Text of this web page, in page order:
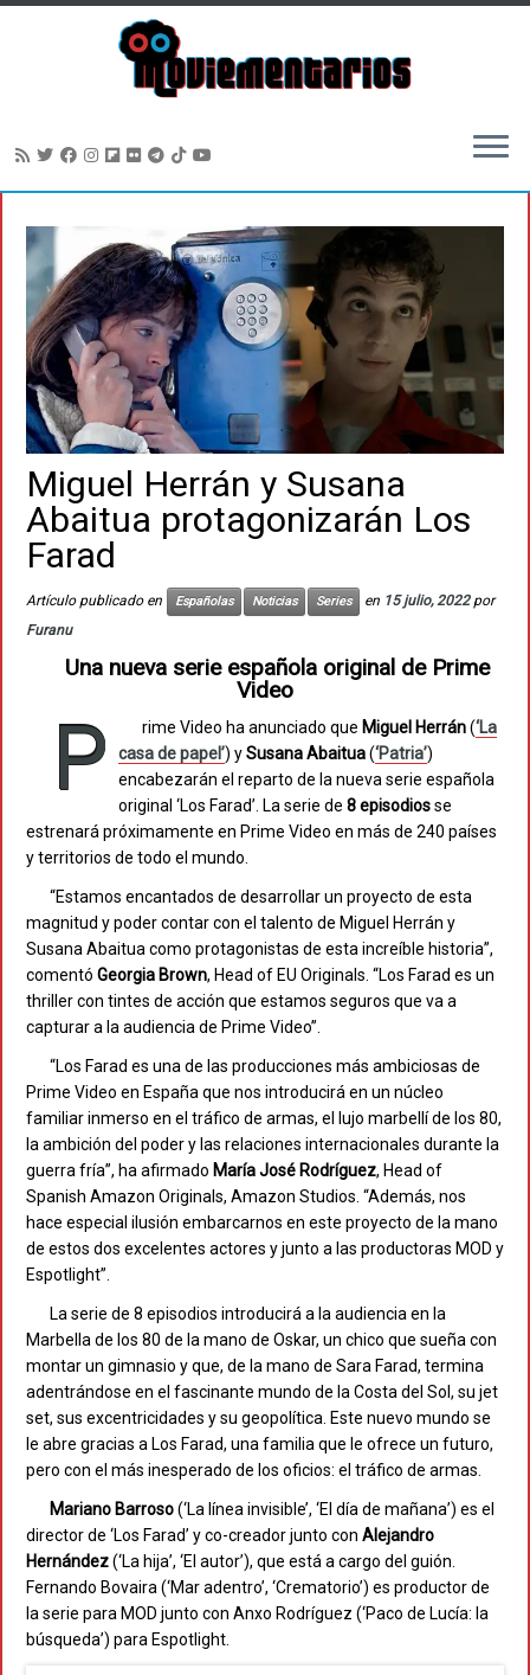
contenido
Miguel Herrán y Susana
Abaitua protagonizarán Los
Farad
Artículo publicado en Españolas Noticias Series en 15 julio, 2022 por
Furanu
Una nueva serie española original de Prime
Video
P rime Video ha anunciado que Miguel Herrán(‘La
casa de papel’) ySusana Abaitua(‘Patria’)
encabezarán el reparto de la nueva serie española
original ‘Los Farad’. La serie de 8 episodiosse
estrenará próximamente en Prime Video en más de 240 países
y territorios de todo el mundo.
“Estamos encantados de desarrollar un proyecto de esta
magnitud y poder contar con el talento de Miguel Herrán y
Susana Abaitua como protagonistas de esta increíble historia”,
comentó Georgia Brown, Head of EU Originals. “Los Farad es un
thriller con tintes de acción que estamos seguros que va a
capturar a la audiencia de Prime Video”.
“Los Farad es una de las producciones más ambiciosas de
Prime Video en España que nos introducirá en un núcleo
familiar inmerso en el tráfico de armas, el lujo marbellí de los 80,
la ambición del poder y las relaciones internacionales durante la
guerra fría”, ha afirmado MaríaJosé Rodríguez, Head of
Spanish Amazon Originals, Amazon Studios. “Además, nos
hace especial ilusión embarcarnos en este proyecto de la mano
de estos dos excelentes actores y junto a las productoras MOD y
Espotlight”.
La serie de 8 episodios introducirá a la audiencia en la
Marbella de los 80 de la mano de Oskar, un chico que sueña con
montar un gimnasio y que, de la mano de Sara Farad, termina
adentrándose en el fascinante mundo de la Costa del Sol, su jet
set, sus excentricidades y su geopolítica. Este nuevo mundo se
le abre gracias a Los Farad, una familia que le ofrece un futuro,
pero con el más inesperado de los oficios: el tráfico de armas.
Mariano Barroso(‘La línea invisible’, ‘El día de mañana’) es el
director de ‘Los Farad’ y co-creador junto con Alejandro
Hernández(‘La hija’, ‘El autor’), que está a cargo del guión.
Fernando Bovaira (‘Mar adentro’, ‘Crematorio’) es productor de
la serie para MOD junto con Anxo Rodríguez (‘Paco de Lucía: la
búsqueda’) para Espotlight.